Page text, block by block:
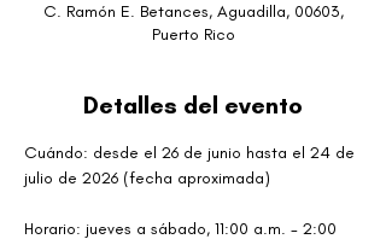
C. Ramón E. Betances, Aguadilla, 00603,
Puerto Rico
Detalles del evento
Cuándo: desde el 26 de junio hasta el 24 de
julio de 2026 (fecha aproximada)
Horario: jueves a sábado, 11:00 a.m. - 2:00